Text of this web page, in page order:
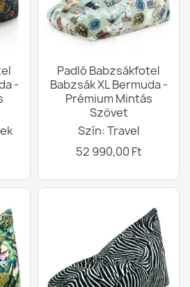
-
Padló Babzsákfotel
Babzsák XL Bermuda -
Prémium Mintás
Szövet
Szín: Travel
52 990,00 Ft